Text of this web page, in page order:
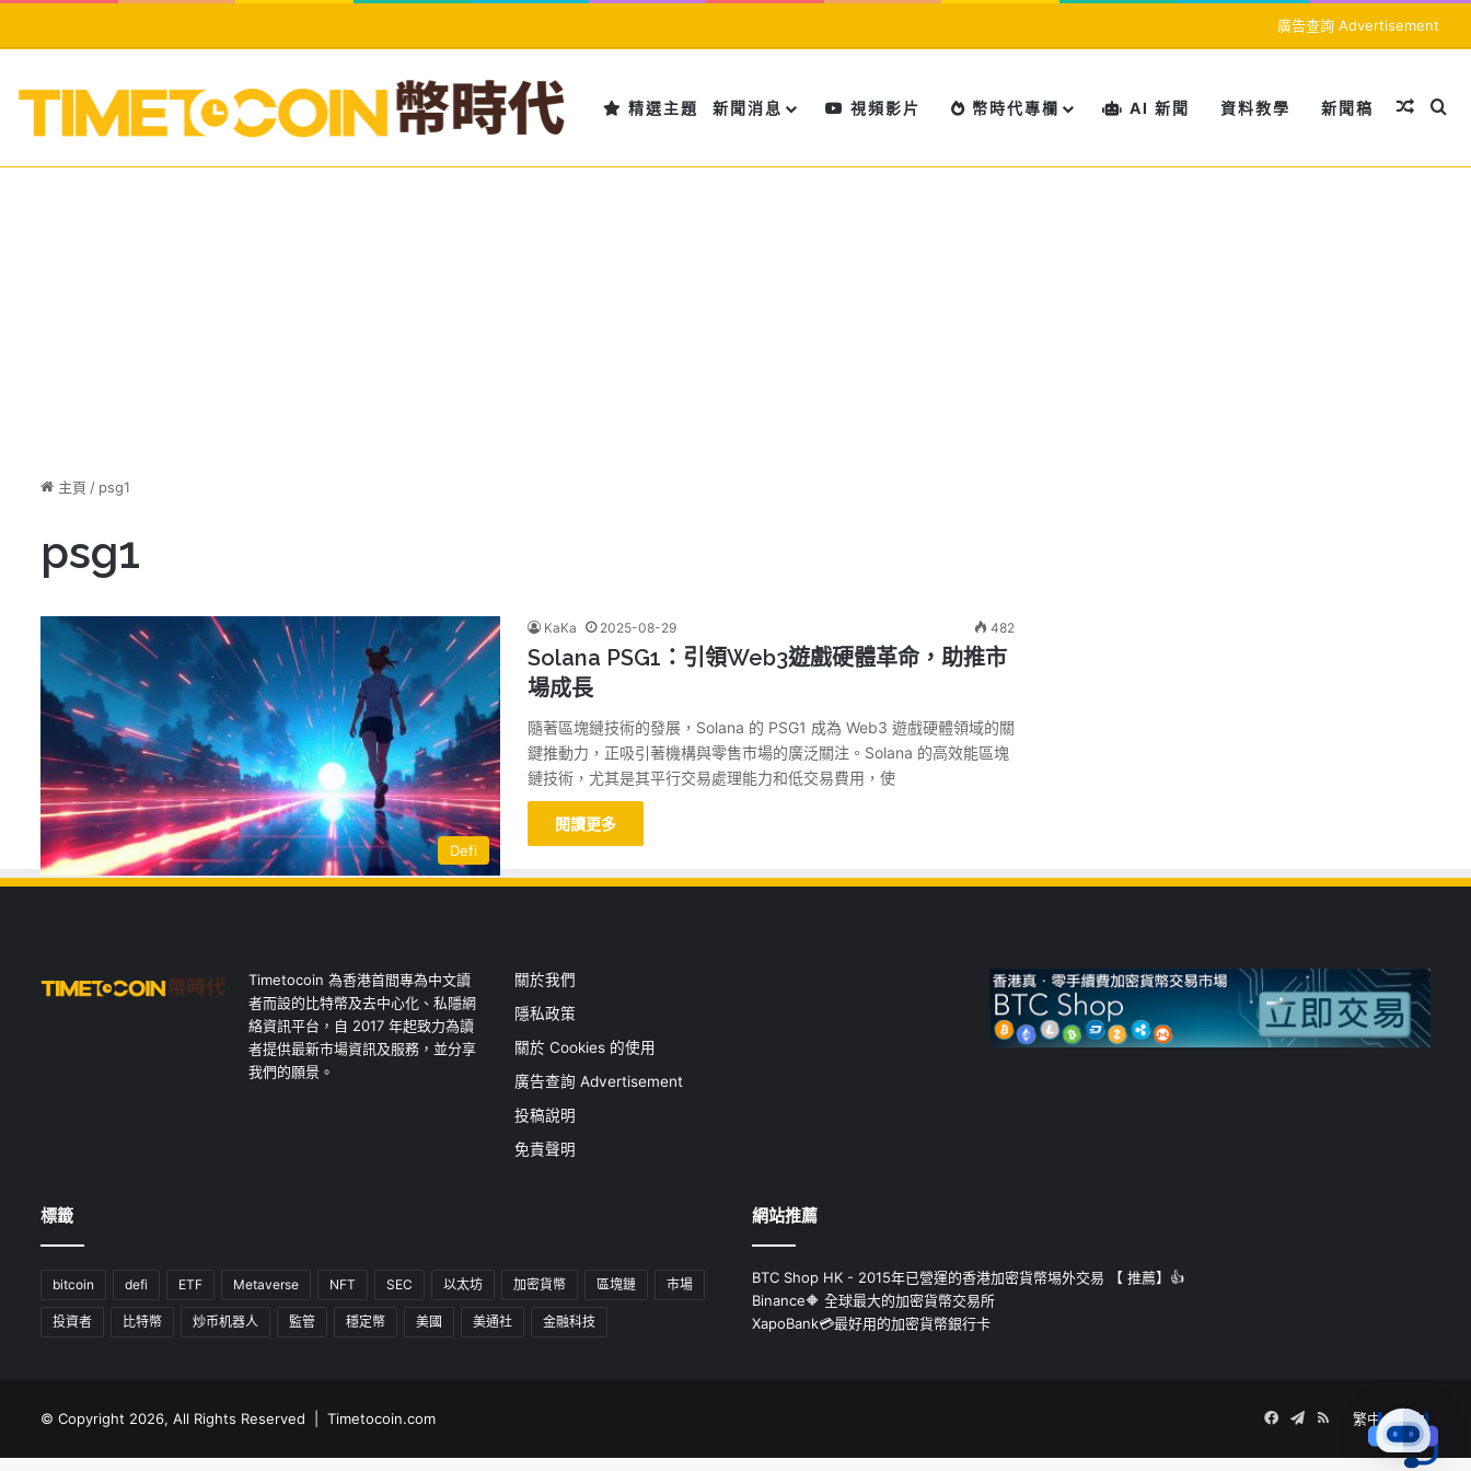
廣告查詢 Advertisement
精選主題 新聞消息 視頻影片 幣時代專欄 AI 新聞 資料教學 新聞稿 隨機文
搜
主頁 / psg1
psg1
Defi
KaKa 2025-08-29 482
Solana PSG1：引領Web3遊戲硬體革命，助推市
場成長
隨著區塊鏈技術的發展，Solana 的 PSG1 成為 Web3 遊戲硬體領域的關
鍵推動力，正吸引著機構與零售市場的廣泛關注。Solana 的高效能區塊
鏈技術，尤其是其平行交易處理能力和低交易費用，使
閱讀更多
Timetocoin 為香港首間專為中文讀
者而設的比特幣及去中心化、私隱網
絡資訊平台，自 2017 年起致力為讀
者提供最新市場資訊及服務，並分享
我們的願景。
關於我們
隱私政策
關於 Cookies 的使用
廣告查詢 Advertisement
投稿說明
免責聲明
標籤
bitcoin defi ETF Metaverse NFT SEC 以太坊 加密貨幣 區塊鏈 市場
投資者 比特幣 炒币机器人 監管 穩定幣 美國 美通社 金融科技
網站推薦
BTC Shop HK - 2015年已營運的香港加密貨幣埸外交易 【 推薦】👍
Binance🔶 全球最大的加密貨幣交易所
XapoBank💳最好用的加密貨幣銀行卡
© Copyright 2026, All Rights Reserved | Timetocoin.com 繁中 簡中
Facebook
Telegram
RSS